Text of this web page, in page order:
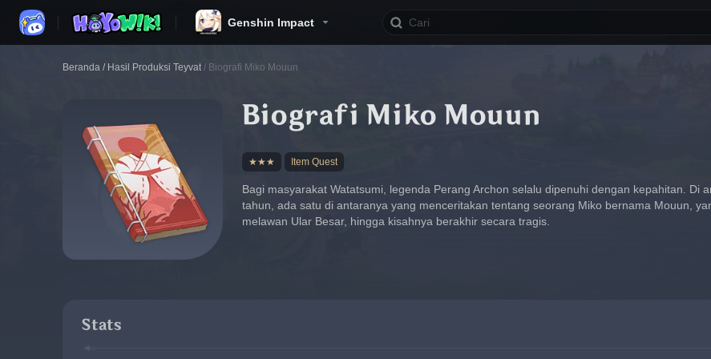
Genshin Impact
Beranda / Hasil Produksi Teyvat / Biografi Miko Mouun
Biografi Miko Mouun
★★★ Item Quest
Bagi masyarakat Watatsumi, legenda Perang Archon selalu dipenuhi dengan kepahitan. Di
tahun, ada satu di antaranya yang menceritakan tentang seorang Miko bernama Mouun,
melawan Ular Besar, hingga kisahnya berakhir secara tragis.
Stats